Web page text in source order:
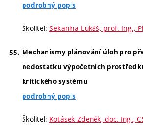
podrobný popis
Školitel: Sekanina Lukáš, prof. Ing.,
Mechanismy plánování úloh pro
nedostatku výpočetních
kritického systému
podrobný popis
Školitel: Kotásek Zdeněk, doc. Ing.,